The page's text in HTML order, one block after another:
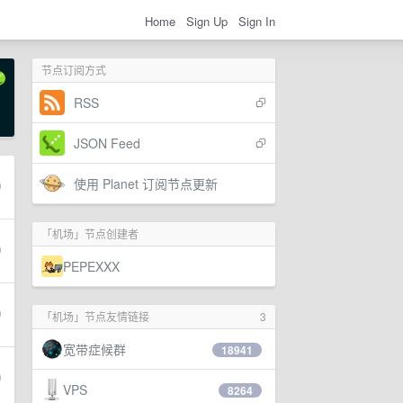
Home Sign Up Sign In
节点订阅方式
RSS
JSON Feed
使用 Planet 订阅节点更新
「机场」节点创建者
PEPEXXX
3
「机场」节点友情链接
宽带症候群 18941
VPS 8264